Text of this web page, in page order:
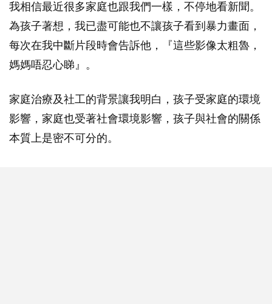
我相信最近很多家庭也跟我們一樣，不停地看新聞。
為孩子著想，我已盡可能也不讓孩子看到暴力畫面，
每次在我中斷片段時會告訴他，『這些影像太粗魯，
媽媽唔忍心睇』。
家庭治療及社工的背景讓我明白，孩子受家庭的環境
影響，家庭也受著社會環境影響，孩子與社會的關係
本質上是密不可分的。